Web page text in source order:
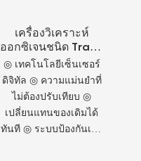
เครื่องวิเคราะห์
ออกซิเจนชนิด Trace
รุ่น CI-
PC96/PC961
◎ เทคโนโลยีเซ็นเซอร์
ดิจิทัล ◎ ความแม่นยำที่
ไม่ต้องปรับเทียบ ◎
เปลี่ยนแทนของเดิมได้
ทันที ◎ ระบบป้องกันเมื่อ